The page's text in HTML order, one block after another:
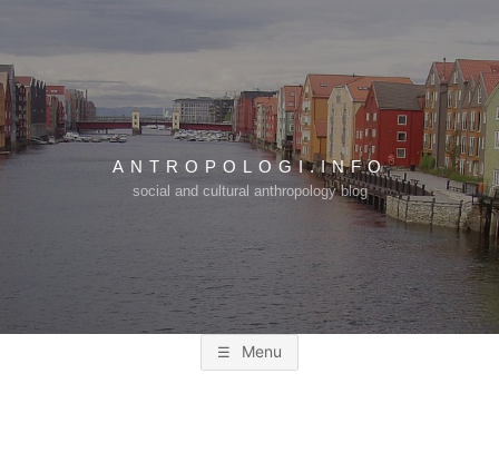
content
ANTROPOLOGI.INFO
social and cultural anthropology blog
Menu